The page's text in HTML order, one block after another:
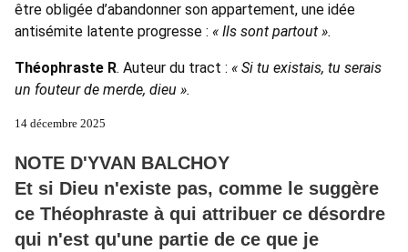
être obligée d’abandonner son appartement, une idée
antisémite latente progresse : « Ils sont partout ».
Théophraste R. Auteur du tract : « Si tu existais, tu serais
un fouteur de merde, dieu ».
14 décembre 2025
NOTE D'YVAN BALCHOY
Et si Dieu n'existe pas, comme le suggère
ce Théophraste à qui attribuer ce désordre
qui n'est qu'une partie de ce que je